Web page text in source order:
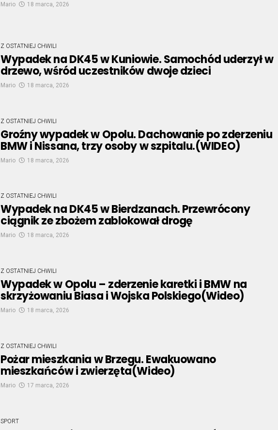
Mario 18 marca, 2026
Z OSTATNIEJ CHWILI
Wypadek na DK45 w Kuniowie. Samochód uderzył w
drzewo, wśród uczestników dwoje dzieci
Mario 18 marca, 2026
Z OSTATNIEJ CHWILI
Groźny wypadek w Opolu. Dachowanie po zderzeniu
BMW i Nissana, trzy osoby w szpitalu.(WIDEO)
Mario 18 marca, 2026
Z OSTATNIEJ CHWILI
Wypadek na DK45 w Bierdzanach. Przewrócony
ciągnik ze zbożem zablokował drogę
Mario 18 marca, 2026
Z OSTATNIEJ CHWILI
Wypadek w Opolu – zderzenie karetki i BMW na
skrzyżowaniu Biasa i Wojska Polskiego(Wideo)
Mario 18 marca, 2026
Z OSTATNIEJ CHWILI
Pożar mieszkania w Brzegu. Ewakuowano
mieszkańców i zwierzęta(Wideo)
Mario 17 marca, 2026
SPORT